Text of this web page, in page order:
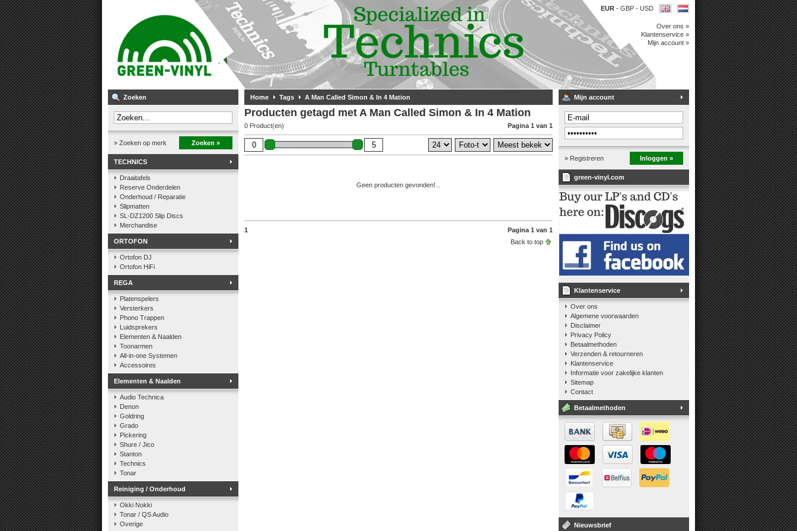
EUR - GBP - USD
Over ons »
Klantenservice »
Mijn account »
Zoeken
» Zoeken op merk Zoeken »
TECHNICS
Draaitafels
Reserve Onderdelen
Onderhoud / Reparatie
Slipmatten
SL-DZ1200 Slip Discs
Merchandise
ORTOFON
Ortofon DJ
Ortofon HiFi
REGA
Platenspelers
Versterkers
Phono Trappen
Luidsprekers
Elementen & Naalden
Toonarmen
All-in-one Systemen
Accessoires
Elementen & Naalden
Audio Technica
Denon
Goldring
Grado
Pickering
Shure / Jico
Stanton
Technics
Tonar
Reiniging / Onderhoud
Okki Nokki
Tonar / QS Audio
Overige
Home Tags A Man Called Simon & In 4 Mation
Producten getagd met A Man Called Simon & In 4 Mation
0 Product(en) Pagina 1 van 1
Geen producten gevonden!...
1
Pagina 1 van 1
Back to top
Mijn account
» Registreren Inloggen »
green-vinyl.com
Klantenservice
Over ons
Algemene voorwaarden
Disclaimer
Privacy Policy
Betaalmethoden
Verzenden & retourneren
Klantenservice
Informatie voor zakelijke klanten
Sitemap
Contact
Betaalmethoden
Nieuwsbrief